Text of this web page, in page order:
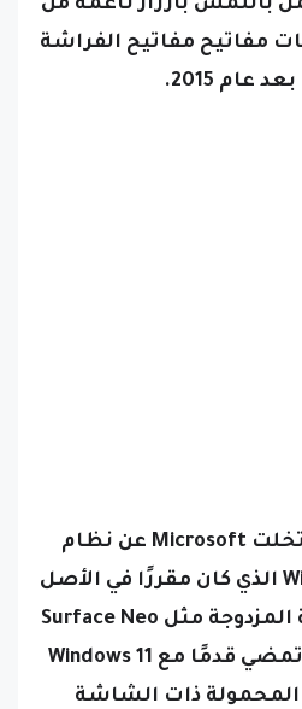
باللمس بأزرار ناعمة من
مفاتيح مفاتيح الفراشة
عام 2015.
بعد ثلاث سنوات تخلت Microsoft عن نظام
التشغيل Windows 10x الذي كان مقررًا في الأصل
للأجهزة ذات الشاشة المزدوجة مثل Surface Neo
على شرائح جديدة وتمضي قدمًا مع Windows 11
المحمولة ذات الشاشة